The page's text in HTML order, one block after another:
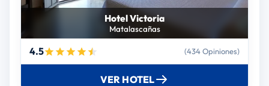
Hotel Victoria
Matalascañas
4.5 (434 Opiniones)
VER HOTEL